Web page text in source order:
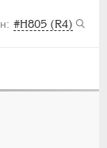
#H805 (R4)